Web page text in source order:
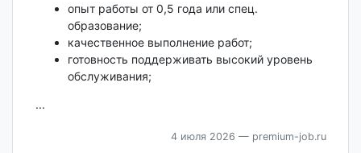
опыт работы от 0,5 года или спец.
образование;
качественное выполнение работ;
готовность поддерживать высокий уровень
обслуживания;
...
4 июля 2026 — premium-job.ru